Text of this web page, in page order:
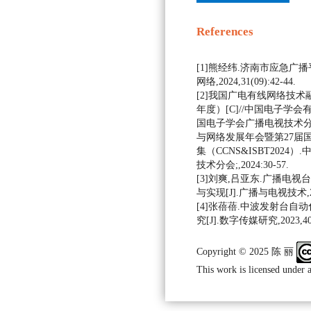
References
[1]熊经纬.济南市应急广
网络,2024,31(09):42-44.
[2]我国广电有线网络技术
年度）[C]//中国电子学会
国电子学会广播电视技术
与网络发展年会暨第27届
集（CCNS&ISBT2024）.
技术分会;,2024:30-57.
[3]刘爽,吕亚东.广播电视
与实现[J].广播与电视技术
[4]张蓓蓓.中波发射台自
究[J].数字传媒研究
Copyright © 2025 陈 丽
This work is licensed under a